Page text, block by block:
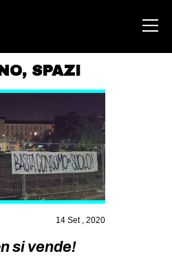
AREA
FREESTYLE
LAMBRETTA
MSM
, SPAZI
14 Set , 2020
si vende!